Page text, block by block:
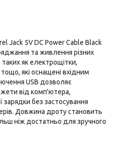
Jack 5V DC Power Cable Black
та живлення різних
як електрощітки,
які оснащені вхідним
USB дозволяє
від комп'ютера,
зарядки без застосування
Довжина дроту становить
ніж достатньо для зручного